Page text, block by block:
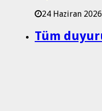
24 Haziran 2026
Tüm